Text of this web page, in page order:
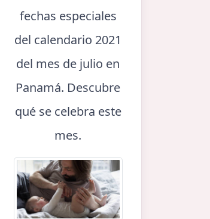
fechas especiales
del calendario 2021
del mes de julio en
Panamá. Descubre
qué se celebra este
mes.